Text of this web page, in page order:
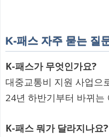
K-패스 자주 묻는 질
K-패스가 무엇인가요?
대중교통비 지원 사업으
24년 하반기부터 바뀌는
K-패스 뭐가 달라지나요?